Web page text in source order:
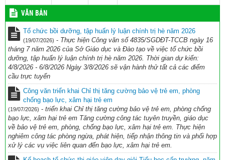
VĂN BẢN
Tổ chức bồi dưỡng, tập huấn lý luận chính trị hè năm 2026
(19/07/2026) - Thực hiện Công văn số 4835/SGDĐT-TCCB ngày 16
tháng 7 năm 2026 của Sở Giáo dục và Đào tạo về việc tổ chức bồi
dưỡng, tập huấn lý luận chính trị hè năm 2026. Thời gian dự kiến:
4/8/2026 - 6/8/2026 Ngày 3/8/2026 sẽ vận hành thử tất cả các điểm
cầu trực tuyến
Công văn triển khai Chỉ thị tăng cường bảo vệ trẻ em, phòng
chống bạo lực, xâm hại trẻ em
(19/07/2026) - triển khai Chỉ thị tăng cường bảo vệ trẻ em, phòng chống
bạo lực, xâm hại trẻ em Tăng cường công tác tuyên truyền, giáo dục
về bảo vệ trẻ em, phòng, chống bạo lực, xâm hại trẻ em. Thực hiện
nghiêm công tác phòng ngừa, phát hiện, tiếp nhận thông tin và phối hợp
xử lý các vụ việc liên quan đến bạo lực, xâm hại trẻ em.